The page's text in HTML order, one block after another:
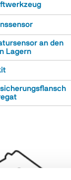
an den
Lagern